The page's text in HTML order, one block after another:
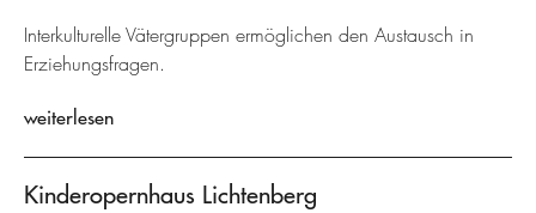
Interkulturelle Vätergruppen ermöglichen den Austausch in
Erziehungsfragen.
weiterlesen
Kinderopernhaus Lichtenberg